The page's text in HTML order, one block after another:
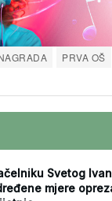
PRVA OŠ
Svetog
mjere